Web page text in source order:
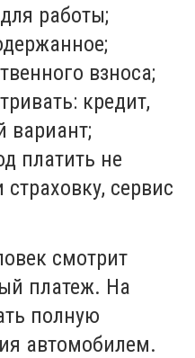
работы;
взноса;
кредит,
вариант;
платить не
сервис
смотрит
платеж. На
полную
автомобилем.